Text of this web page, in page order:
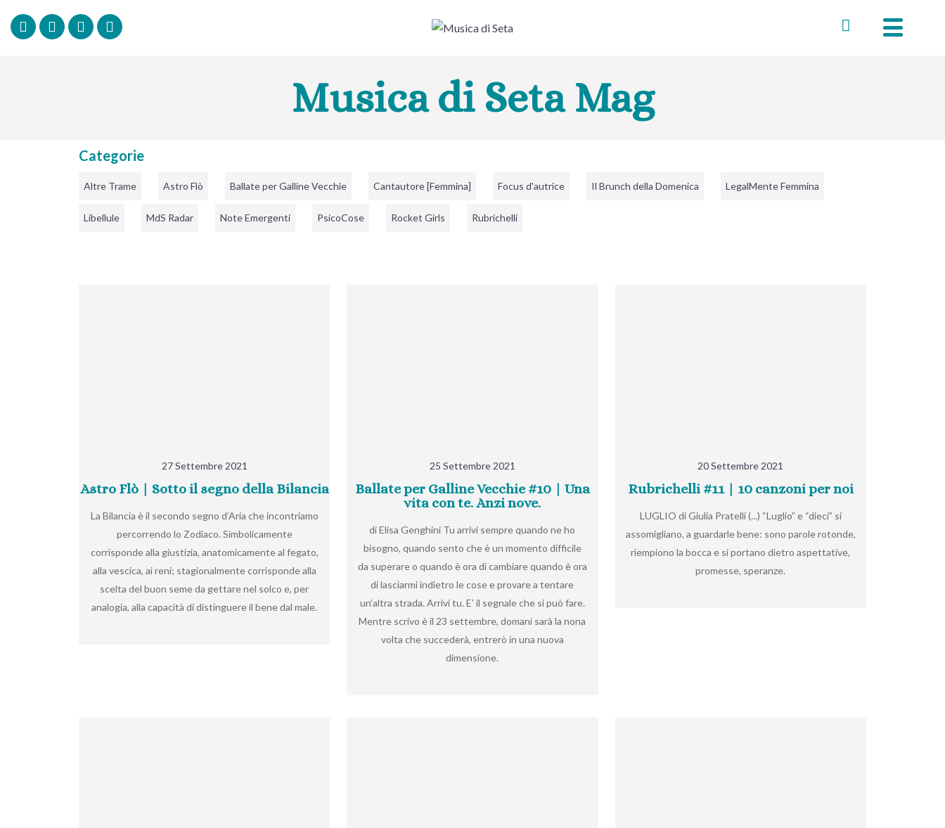
Musica di Seta Mag
Categorie
Altre Trame Astro Flò Ballate per Galline Vecchie Cantautore [Femmina] Focus d'autrice Il Brunch della Domenica LegalMente Femmina
Libellule MdS Radar Note Emergenti PsicoCose Rocket Girls Rubrichelli
27 Settembre 2021
Astro Flò | Sotto il segno della Bilancia
La Bilancia è il secondo segno d’Aria che incontriamo
percorrendo lo Zodiaco. Simbolicamente
corrisponde alla giustizia, anatomicamente al fegato,
alla vescica, ai reni; stagionalmente corrisponde alla
scelta del buon seme da gettare nel solco e, per
analogia, alla capacità di distinguere il bene dal male.
25 Settembre 2021
Ballate per Galline Vecchie #10 | Una
vita con te. Anzi nove.
di Elisa Genghini Tu arrivi sempre quando ne ho
bisogno, quando sento che è un momento difficile
da superare o quando è ora di cambiare quando è ora
di lasciarmi indietro le cose e provare a tentare
un’altra strada. Arrivi tu. E’ il segnale che si può fare.
Mentre scrivo è il 23 settembre, domani sarà la nona
volta che succederà, entrerò in una nuova
dimensione.
20 Settembre 2021
Rubrichelli #11 | 10 canzoni per noi
LUGLIO di Giulia Pratelli (...) “Luglio” e “dieci” si
assomigliano, a guardarle bene: sono parole rotonde,
riempiono la bocca e si portano dietro aspettative,
promesse, speranze.